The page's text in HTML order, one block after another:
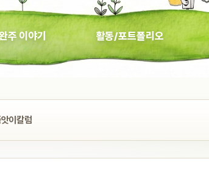
주 이야기 활동/포트폴리오
이칼럼